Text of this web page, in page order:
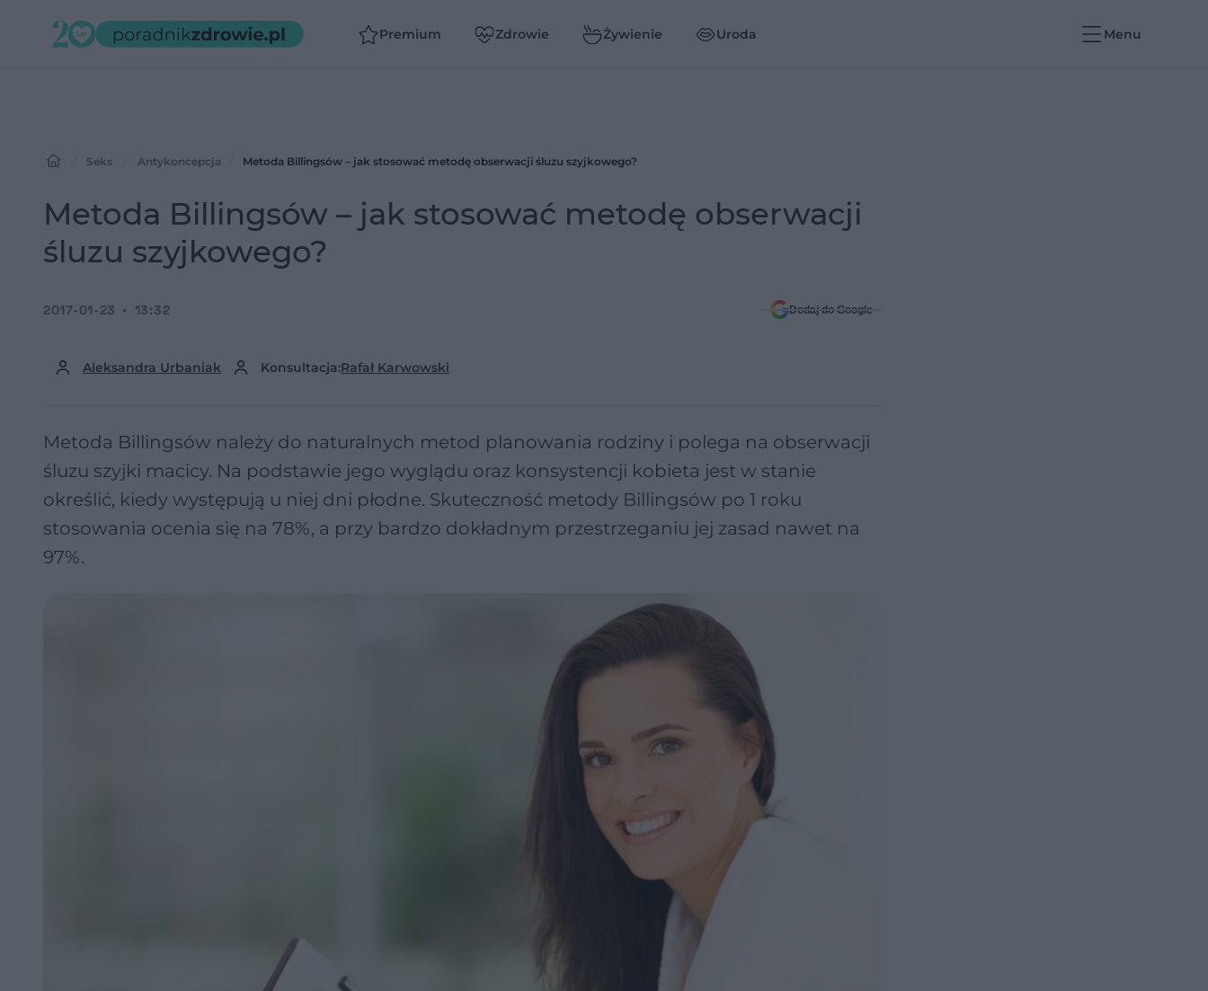
Premium Zdrowie Żywienie Uroda Menu
Seks Antykoncepcja Metoda Billingsów – jak stosować metodę obserwacji śluzu szyjkowego?
Metoda Billingsów – jak stosować metodę obserwacji
śluzu szyjkowego?
Aleksandra Urbaniak Konsultacja:Rafał Karwowski
2017-01-23 13:32 Dodaj do Google
Metoda Billingsów należy do naturalnych metod planowania rodziny i polega na obserwacji
śluzu szyjki macicy. Na podstawie jego wyglądu oraz konsystencji kobieta jest w stanie
określić, kiedy występują u niej dni płodne. Skuteczność metody Billingsów po 1 roku
stosowania ocenia się na 78%, a przy bardzo dokładnym przestrzeganiu jej zasad nawet na
97%.